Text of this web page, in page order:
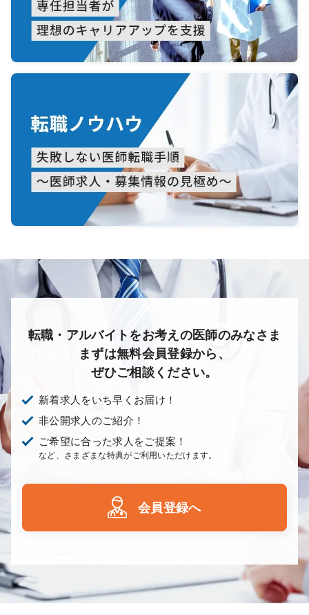
転職・アルバイトをお考えの医師のみなさま
まずは無料会員登録から、
ぜひご相談ください。
新着求人をいち早くお届け！
非公開求人のご紹介！
ご希望に合った求人をご提案！
など、さまざまな特典がご利用いただけます。
会員登録へ